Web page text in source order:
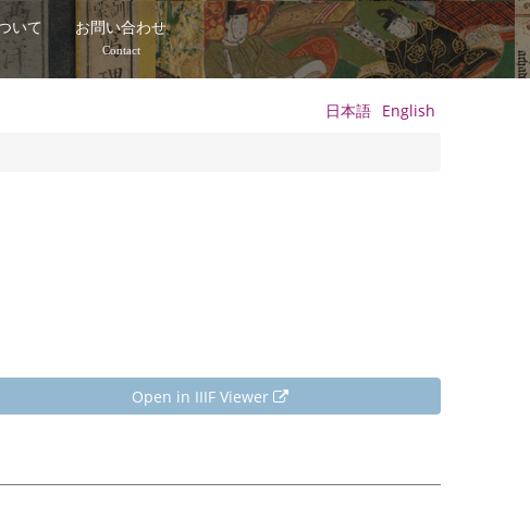
いて お問い合わせ
Contact
日本語 English
Open in IIIF Viewer